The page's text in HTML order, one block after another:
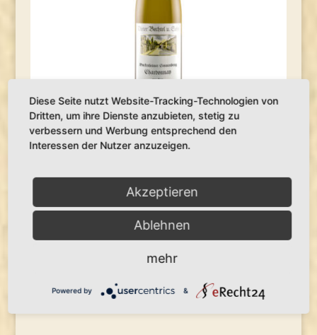
Chardonnay trocken
9,07
Produkt enthält: 750ml
Diese Seite nutzt Website-Tracking-Technologien von
Dritten, um ihre Dienste anzubieten, stetig zu
verbessern und Werbung entsprechend den
Interessen der Nutzer anzuzeigen.
Akzeptieren
Ablehnen
mehr
Powered by &